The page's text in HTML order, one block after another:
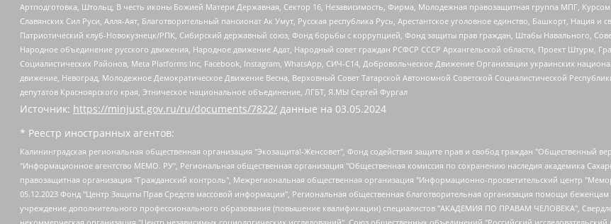
Артподготовка, Штольц, В честь иконы Божией Матери Державная, Сектор 16, Независимость, Фирма, Молодежная правозащитная группа МПГ,
Славянских Сил Руси, Алля-Аят, Благотворительный пансионат Ак Умут, Русская республика Русь, Арестантское уголовное единство, Башкорт, Нация
Патриотический клуб-Новокузнецк/РПК, Сибирский державный союз, Фонд борьбы с коррупцией, Фонд защиты прав граждан, Штабы Навального,
Народное объединение русского движения, Народное движение Адат, Народный совет граждан РСФСР СССР Архангельской области, Проект Штурм,
Социалистических Районов, Meta Platforms Inc, Facebook, Instagram, WhatsApp, СИЧ-С14, Добровольческое Движение Организации украинских
движение, Невоград, Молодежное Демократическое Движение Весна, Верховный Совет Татарской Автономной Советской Социалистической
депутатов Красноярского края, Этническое национальное объединение, ЛГБТ, Я.МЫ Сергей Фургал
Источник: https://minjust.gov.ru/ru/documents/7822/ данные на 03.05.2024
* Реестр иностранных агентов:
Калининградская региональная общественная организация "Экозащита!-Женсовет", Фонд содействия защите прав и свобод граждан "Общественный вердикт", Фонд "Институт Развития Свободы Информации", Частное учреждение "Информационное агентство МЕМО. РУ", Региональная общественная организация "Общественная комиссия по сохранению наследия академика Сахарова", Фонд поддержки свободы прессы, Санкт-Петербургская общественная правозащитная организация "Гражданский контроль", Межрегиональная общественная организация "Информационно-просветительский центр "Мемориал", Региональный Фонд "Центр Защиты Прав Средств Массовой Информации", с 05.12.2023 Фонд "Центр Защиты Прав Средств массовой информации", Региональная общественная благотворительная организация помощи беженцам и мигрантам "Гражданское содействие", Негосударственное образовательное учреждение дополнительного профессионального образования (повышение квалификации) специалистов "АКАДЕМИЯ ПО ПРАВАМ ЧЕЛОВЕКА", Свердловская региональная общественная организация "Сутяжник", Автономная некоммерческая организация "Центр независимых социологических исследований", Союз общественных объединений "Российский исследовательский центр по правам человека", Региональное общественное учреждение научно-информационный центр "МЕМОРИАЛ", Некоммерческая организация "Фонд защиты гласности", Автономная некоммерческая организация "Институт прав человека", Городская общественная организация "Екатеринбургское общество "МЕМОРИАЛ", Городская общественная организация "Рязанское историко-просветительское и правозащитное общество "Мемориал" (Рязанский Мемориал), Челябинский региональный орган общественной самодеятельности – женское общественное объединение "Женщины Евразии", Челябинский региональный орган общественной самодеятельности "Уральская правозащитная группа", Фонд содействия защите здоровья и социальной справедливости имени Андрея Рылькова, Автономная Некоммерческая Организация "Аналитический Центр Юрия Левады", Автономная некоммерческая организация социальной поддержки населения "Проект Апрель", Региональная общественная организация помощи женщинам и детям, находящимся в кризисной ситуации "Информационно-методический центр "Анна", Фонд содействия развитию массовых коммуникаций и правовому просвещению "Так-так-Так", Фонд содействия устойчивому развитию "Серебряная тайга", Свердловский региональный общественный фонд социальных проектов "Новое время", "Idel.Реалии", Кавказ.Реалии, Крым.Реалии, Телеканал Настоящее Время, Татаро-башкирская служба Радио Свобода (Azatliq Radiosi), Радио Свободная Европа/Радио Свобода (PCE/PC), "Сибирь.Реалии", "Фактограф", Благотворительный фонд помощи осужденным и их семьям, Автономная некоммерческая организация "Институт глобализации и социальных движений", Фонд "В защиту прав заключенных", Частное учреждение "Центр поддержки и содействия развитию средств массовой информации", Пензенский региональный общественный благотворительный фонд "Гражданский союз", "Север.Реалии", Некоммерческая организация Фонд "Правовая инициатива", Общество с ограниченной ответственностью "Радио Свободная Европа/Радио Свобода", Чешское информационное агентство "MEDIUM-ORIENT", Красноярская региональная общественная организация "Мы против СПИДа", Камалягин Денис Николаевич, Маркелов Сергей Евгеньевич, Пономарев Лев Александрович, Савицкая Людмила Алексеевна, Автономная некоммерческая организация "Центр по работе с проблемой насилия "НАСИЛИЮ.НЕТ", Межрегиональный профессиональный союз работников здравоохранения "Альянс врачей", Юридическое лицо, зарегистрированное в Латвийской Республике, SIA "Medusa Project" (регистрационный номер 40103797863, дата регистрации 10.06.2014), Некоммерческая организация "Фонд по борьбе с коррупцией", Автономная некоммерческая организация "Институт права и публичной политики", Баданин Роман Сергеевич, Гликин Максим Александрович, Железнова Мария Михайловна, Лукьянова Юлия Сергеевна, Маетная Елизавета Витальевна, Маняхин Петр Борисович, Чуракова Ольга Владимировна, Ярош Юлия Петровна, Юридическое лицо "The Insider SIA", зарегистрированное в Риге, Латвийская Республика (дата регистрации 26.06.2015), являющееся администратором доменного имени интернет-издания "The Insider SIA", https://theins.ru, Постернак Алексей Евгеньевич, Рубин Михаил Аркадьевич, Анин Роман Александрович, Юридическое лицо Istories fonds, зарегистрированное в Латвийской Республике (регистрационный номер 50008295751, дата регистрации 24.02.2020), Великовский Дмитрий Александрович, Долинина Ирина Николаевна, Мароховская Алеся Алексеевна, Шлейнов Роман Юрьевич, Шмагун Олеся Валентиновна, Общество с ограниченной ответственностью "Альтаир 2021", Общество с ограниченной ответственностью "Вега 2021", Общество с ограниченной ответственностью "Главный редактор 2021", Общество с ограниченной ответственностью "Ромашки монолит", Важенков Артем Валерьевич, Ивановская областная общественная организация "Центр гендерных исследований", Гурман Юрий Альбертович, Медиапроект "ОВД-Инфо", Егоров Владимир Владимирович, Жилинский Владимир Александрович, Общество с ограниченной ответственностью "ЗП", Иванова София Юрьевна, Карезина Инна Павловна, Кильтау Екатерина Викторовна, Петров Алексей Викторович, Пискунов Сергей Евгеньевич, Смирнов Сергей Сергеевич, Тихонов Михаил Сергеевич, Общество с ограниченной ответственностью "ЖУРНАЛИСТ-ИНОСТРАННЫЙ АГЕНТ", Арапова Галина Юрьевна, Вольтская Татьяна Анатольевна, Американская компания "Mason G.E.S. Anonymous Foundation" (США), являющаяся владельцем интернет-издания https://mnews.world/, Компания "Stichting Bellingcat", зарегистрированная в Нидерландах (дата регистрации 11.07.2018), Захаров Андрей Вячеславович, Клепиковская Екатерина Дмитриевна, Общество с ограниченной ответственностью "МЕМО", Перл Роман Александрович, Симонов Евгений Алексеевич, Соловьева Елена Анатольевна, Сотников Даниил Владимирович, Сурначева Елизавета Дмитриевна, Автономная некоммерческая организация по защите прав человека и информированию населения "Якутия – Наше Мнение", Общество с ограниченной ответственностью "Москоу диджитал медиа", с 26.01.2023 Общество с ограниченной ответственностью "Чайка Белые сады", Ветошкина Валерия Валерьевна, Заговора Максим Александрович, Межрегиональное общественное движение "Российская ЛГБТ - сеть", Оленичев Максим Владимирович, Павлов Иван Юрьевич, Скворцова Елена Сергеевна, Общество с ограниченной ответственностью "Как бы инагент", Кочетков Игорь Викторович, Общество с ограниченной ответственностью "Честные выборы", Еланчик Олег Александрович, Общество с ограниченной ответственностью